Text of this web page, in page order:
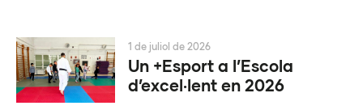
Un +Esport a l’Escola
d’excel·lent en 2026
1 de juliol de 2026